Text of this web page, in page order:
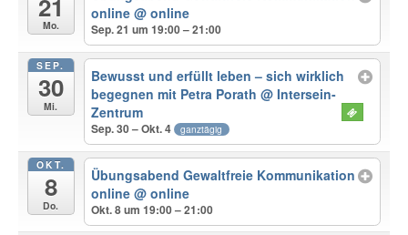
Mo.
online@ online
Sep. 21 um 19:00 – 21:00
SEP.
30
Mi.
Bewusst und erfüllt leben – sich wirklich
begegnen mit Petra Porath@ Intersein-
Zentrum
Sep. 30 – Okt. 4 ganztägig
OKT.
8
Do.
Übungsabend Gewaltfreie Kommunikation
online@ online
Okt. 8 um 19:00 – 21:00